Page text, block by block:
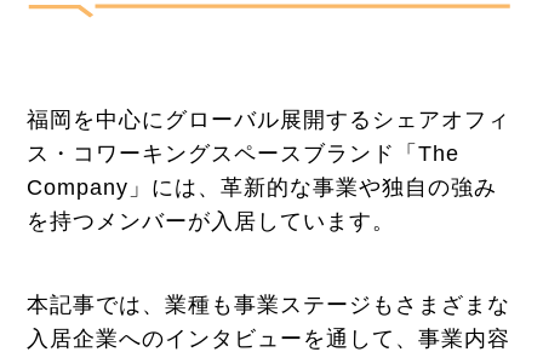
福岡を中心にグローバル展開するシェアオフィ
ス・コワーキングスペースブランド「The
Company」には、革新的な事業や独自の強み
を持つメンバーが入居しています。
本記事では、業種も事業ステージもさまざまな
入居企業へのインタビューを通して、事業内容